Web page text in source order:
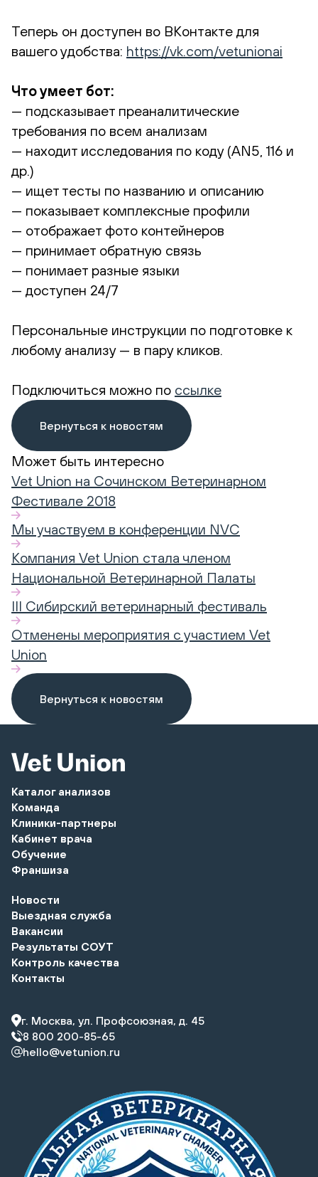
Теперь он доступен во ВКонтакте для
вашего удобства: https://vk.com/vetunionai
Что умеет бот:
— подсказывает преаналитические
требования по всем анализам
— находит исследования по коду (AN5, 116 и
др.)
— ищет тесты по названию и описанию
— показывает комплексные профили
— отображает фото контейнеров
— принимает обратную связь
— понимает разные языки
— доступен 24/7
Персональные инструкции по подготовке к
любому анализу — в пару кликов.
Подключиться можно по ссылке
Вернуться к новостям
Может быть интересно
Vet Union на Сочинском Ветеринарном
Фестивале 2018
Мы участвуем в конференции NVC
Компания Vet Union стала членом
Национальной Ветеринарной Палаты
III Сибирский ветеринарный фестиваль
Отменены мероприятия с участием Vet
Union
Вернуться к новостям
Каталог анализов
Команда
Клиники-партнеры
Кабинет врача
Обучение
Франшиза
Новости
Выездная служба
Вакансии
Результаты СОУТ
Контроль качества
Контакты
г. Москва, ул. Профсоюзная, д. 45
8 800 200-85-65
hello@vetunion.ru